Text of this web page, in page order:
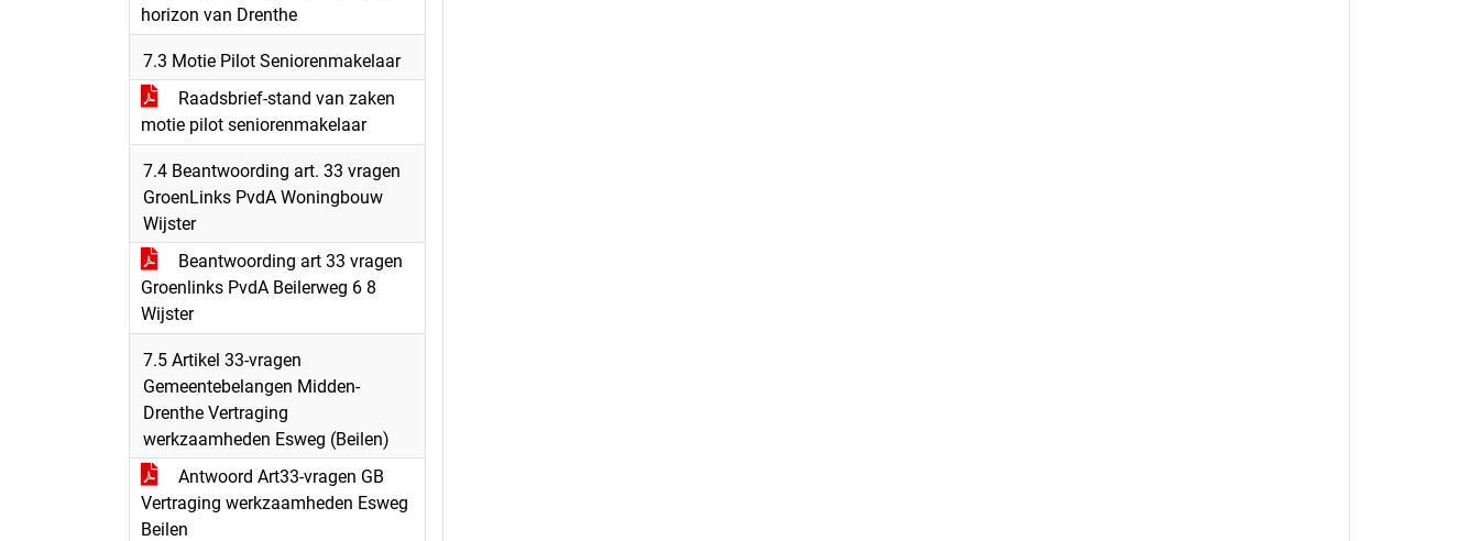
horizon van Drenthe
7.3 Motie Pilot Seniorenmakelaar
Raadsbrief-stand van zaken
motie pilot seniorenmakelaar
7.4 Beantwoording art. 33 vragen
GroenLinks PvdA Woningbouw
Wijster
Beantwoording art 33 vragen
Groenlinks PvdA Beilerweg 6 8
Wijster
7.5 Artikel 33-vragen
Gemeentebelangen Midden-
Drenthe Vertraging
werkzaamheden Esweg (Beilen)
Antwoord Art33-vragen GB
Vertraging werkzaamheden Esweg
Beilen